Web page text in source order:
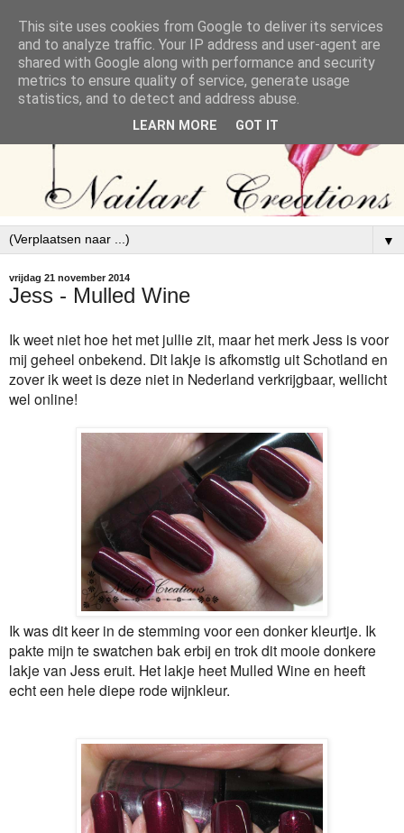
▼
vrijdag 21 november 2014
Jess - Mulled Wine
Ik weet niet hoe het met jullie zit, maar het merk Jess is voor
mij geheel onbekend. Dit lakje is afkomstig uit Schotland en
zover ik weet is deze niet in Nederland verkrijgbaar, wellicht
wel online!
Ik was dit keer in de stemming voor een donker kleurtje. Ik
pakte mijn te swatchen bak erbij en trok dit mooie donkere
lakje van Jess eruit. Het lakje heet Mulled Wine en heeft
echt een hele diepe rode wijnkleur.
This site uses cookies from Google to deliver its services
and to analyze traffic. Your IP address and user-agent are
shared with Google along with performance and security
metrics to ensure quality of service, generate usage
statistics, and to detect and address abuse.
LEARN MORE GOT IT